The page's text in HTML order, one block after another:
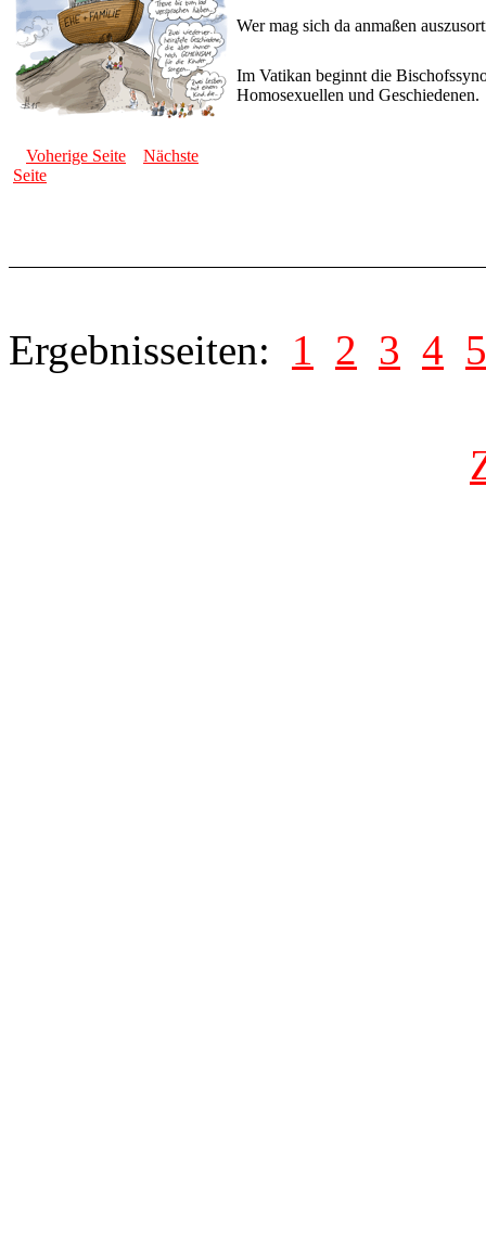
Wer mag sich da anmaßen
Im Vatikan beginnt die
Homosexuellen und Geschiedenen.
Voherige Seite
Nächste
Seite
Ergebnisseiten: 1 2 3 4 5